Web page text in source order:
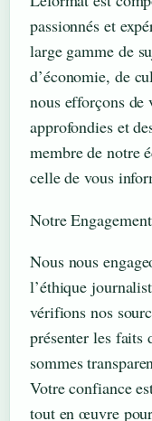
passionnés et
large gamme de
d’économie, de
nous efforçons de
approfondies et
membre de notre
celle de vous
Notre Engagement
Nous nous
l’éthique
vérifions nos
présenter les faits
sommes
Votre confiance
tout en œuvre